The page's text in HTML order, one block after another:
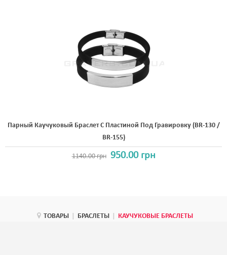
Парный Каучуковый Браслет С Пластиной Под Гравировку (BR-130 /
BR-155)
1140.00 грн 950.00 грн
ТОВАРЫ БРАСЛЕТЫ КАУЧУКОВЫЕ БРАСЛЕТЫ